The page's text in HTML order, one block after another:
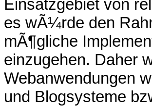
Einsatzgebiet von
es wÃ¼rde den
mÃ¶gliche
einzugehen. Daher
Webanwendungen
und Blogsysteme